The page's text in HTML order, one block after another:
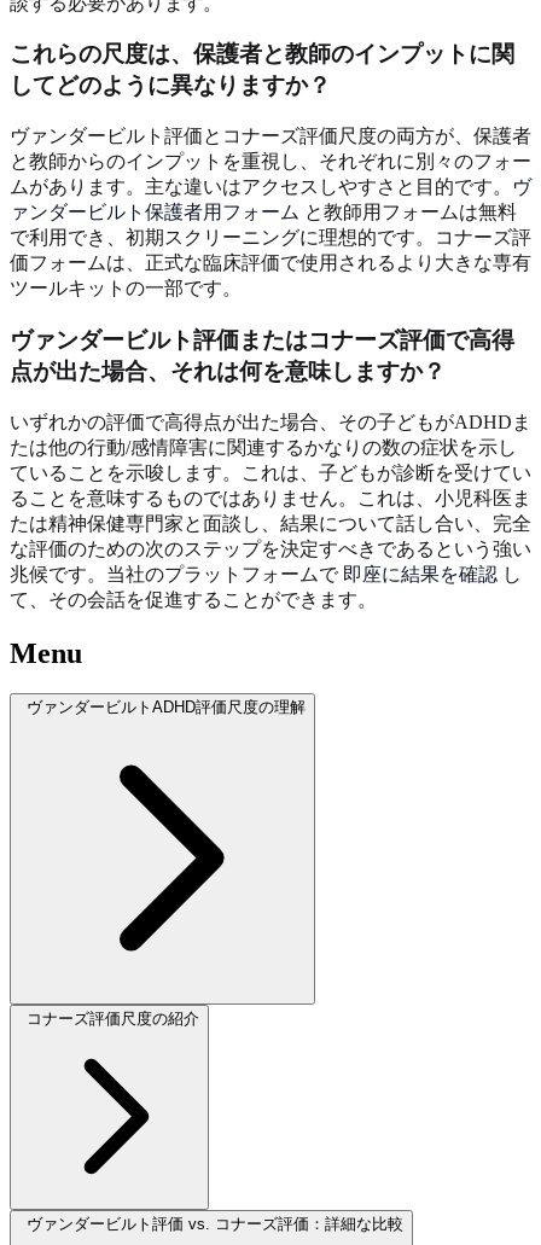
これらの尺度は、保護者と教師のインプットに関
してどのように異なりますか？
ヴァンダービルト評価とコナーズ評価尺度の両方が、保護者
と教師からのインプットを重視し、それぞれに別々のフォー
ムがあります。主な違いはアクセスしやすさと目的です。
ヴ
ァンダービルト保護者用フォーム と教師用フォームは無料
で利用でき、初期スクリーニングに理想的です。コナーズ評
価フォームは、正式な臨床評価で使用されるより大きな専有
ツールキットの一部です。
ヴァンダービルト評価またはコナーズ評価で高得
点が出た場合、それは何を意味しますか？
いずれかの評価で高得点が出た場合、その子どもがADHDま
たは他の行動/感情障害に関連するかなりの数の症状を示し
ていることを示唆します。これは、子どもが診断を受けてい
ることを意味するものではありません。これは、小児科医ま
たは精神保健専門家と面談し、結果について話し合い、完全
な評価のための次のステップを決定すべきであるという強い
兆候です。当社のプラットフォームで 即座に結果を確認 し
て、その会話を促進することができます。
Menu
ヴァンダービルトADHD評価尺度の理解
コナーズ評価尺度の紹介
ヴァンダービルト評価 vs. コナーズ評価：詳細な比較